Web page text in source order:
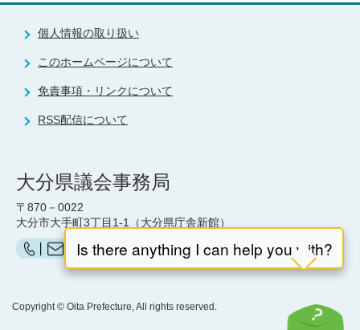
個人情報の取り扱い
このホームページについて
免責事項・リンクについて
RSS配信について
大分県議会事務局
〒870－0022
大分市大手町3丁目1-1（大分県庁舎新館）
お問い合わせ（県議会事務局）はこちら
Copyright © Oita Prefecture, All rights reserved.